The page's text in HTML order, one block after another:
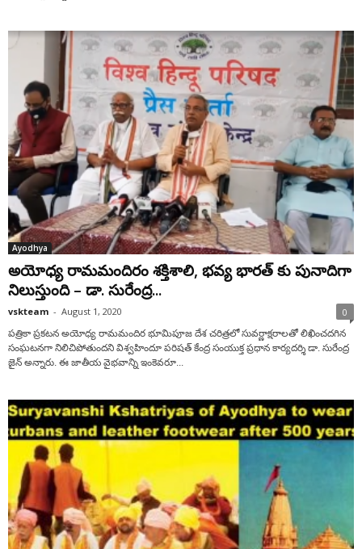
Ayodhya
అయోధ్య రామమందిరం శక్తిశాలి, భవ్య భారత్ కు పునాదిగా
నిలుస్తుంది – డా. సురేంద్ర...
vskteam - August 1, 2020 0
పత్రికా ప్రకటన అయోధ్య రామమందిర భూమిపూజ దేశ చరిత్రలో సువర్ణాక్షరాలతో లిఖించదగిన
సంఘటనగా నిలిచిపోతుందని విశ్వహిందూ పరిషత్ కేంద్ర సంయుక్త ప్రధాన కార్యదర్శి డా. సురేంద్ర
జైన్ అన్నారు. ఈ జాతీయ వైభవాన్ని ఇంకెవరూ...